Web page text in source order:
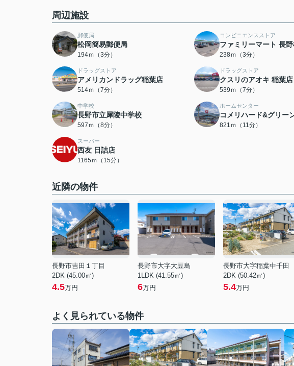
周辺施設
郵便局
松岡簡易郵便局
194ｍ（3分）
コンビニエンスストア
ファミリーマート 長
238ｍ（3分）
ドラッグストア
アメリカンドラッグ稲葉店
514ｍ（7分）
ドラッグストア
クスリのアオキ 稲葉店
539ｍ（7分）
中学校
長野市立犀陵中学校
597ｍ（8分）
ホームセンター
コメリハード&グリー
821ｍ（11分）
スーパー
西友 日詰店
1165ｍ（15分）
近隣の物件
長野市吉田１丁目
2DK (45.00㎡)
4.5万円
長野市大字大豆島
1LDK (41.55㎡)
6万円
長野市大字稲葉中千田
2DK (50.42㎡)
5.4万円
よく見られている物件